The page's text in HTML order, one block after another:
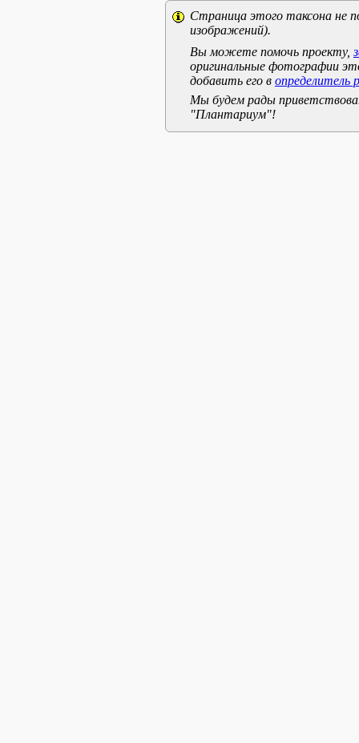
Страница этого таксона не
изображений).
Вы можете помочь проекту,
оригинальные фотографии
добавить его в определитель
Мы будем рады
"Плантариум"!